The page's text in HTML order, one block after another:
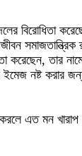
বিরোধিতা
সমাজতান্ত্রিক
করেছেন, তার
ইমেজ নষ্ট করার
এত মন